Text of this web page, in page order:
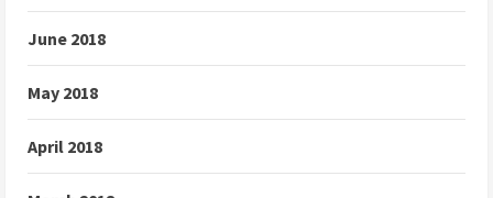
June 2018
May 2018
April 2018